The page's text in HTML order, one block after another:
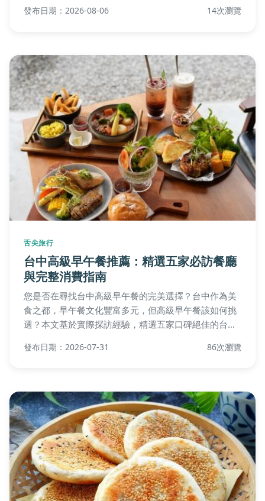
發布日期：2026-08-06 14次瀏覽
舌尖旅行
台中高級早午餐推薦：精選五家必訪餐廳
與完整消費指南
您是否在尋找台中高級早午餐的完美選擇？台中作為美
食之都，早午餐文化豐富多元，但高級早午餐該如何挑
選？本文基於實際探訪經驗，精選五家口碑絕佳的台中
圍、價格範圍與預約技巧，並提供實用消費建議與常見
發布日期：2026-07-31 86次瀏覽